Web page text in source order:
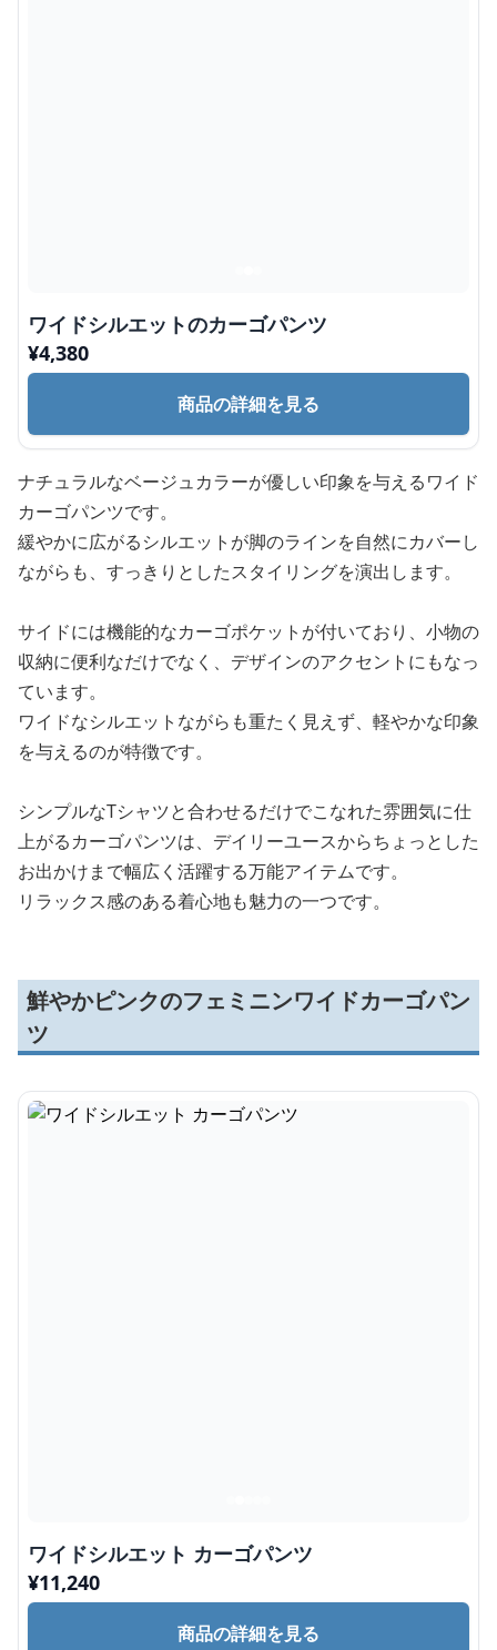
ワイドシルエットのカーゴパンツ
¥4,380
商品の詳細を見る
ナチュラルなベージュカラーが優しい印象を与えるワイド
カーゴパンツです。
緩やかに広がるシルエットが脚のラインを自然にカバーし
ながらも、すっきりとしたスタイリングを演出します。
サイドには機能的なカーゴポケットが付いており、小物の
収納に便利なだけでなく、デザインのアクセントにもなっ
ています。
ワイドなシルエットながらも重たく見えず、軽やかな印象
を与えるのが特徴です。
シンプルなTシャツと合わせるだけでこなれた雰囲気に仕
上がるカーゴパンツは、デイリーユースからちょっとした
お出かけまで幅広く活躍する万能アイテムです。
リラックス感のある着心地も魅力の一つです。
鮮やかピンクのフェミニンワイドカーゴパン
ツ
ワイドシルエット カーゴパンツ
¥11,240
商品の詳細を見る